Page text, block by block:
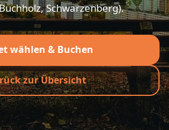
Schwarzenberg).
wählen & Buchen
zur Übersicht